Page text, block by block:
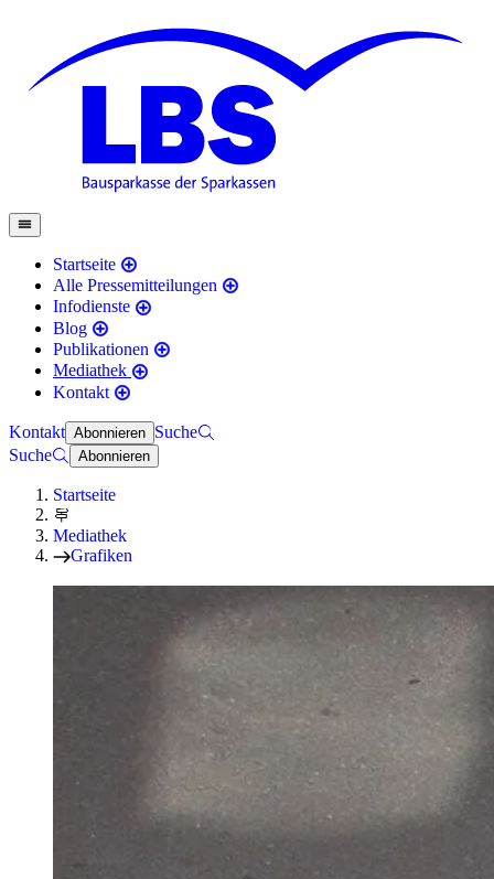
Startseite
Alle Pressemitteilungen
Infodienste
Blog
Publikationen
Mediathek
Kontakt
Kontakt Abonnieren Suche
Suche
Abonnieren
Startseite
Mediathek
Grafiken